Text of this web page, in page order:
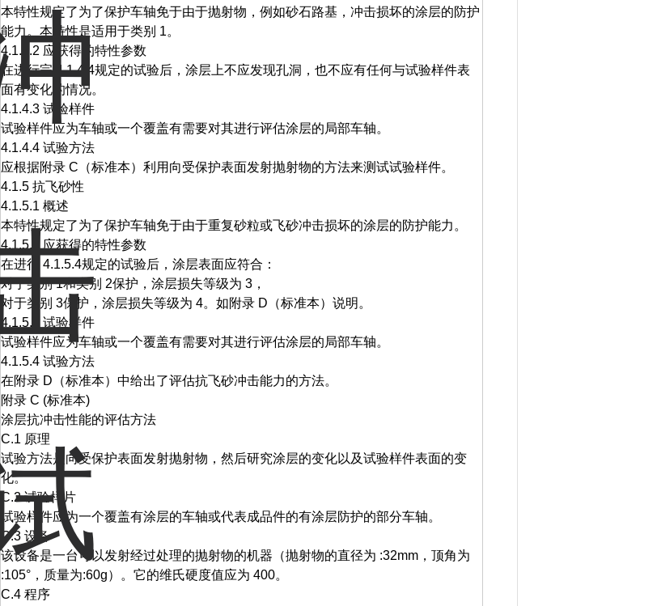
本特性规定了为了保护车轴免于由于抛射物，例如砂石路基，冲击损坏的涂层的防护
能力。本特性是适用于类别 1。
4.1.4.2 应获得的特性参数
在进行完 4.1.4.4规定的试验后，涂层上不应发现孔洞，也不应有任何与试验样件表
面有变化的情况。
4.1.4.3 试验样件
试验样件应为车轴或一个覆盖有需要对其进行评估涂层的局部车轴。
4.1.4.4 试验方法
应根据附录 C（标准本）利用向受保护表面发射抛射物的方法来测试试验样件。
4.1.5 抗飞砂性
4.1.5.1 概述
本特性规定了为了保护车轴免于由于重复砂粒或飞砂冲击损坏的涂层的防护能力。
4.1.5.2 应获得的特性参数
在进行 4.1.5.4规定的试验后，涂层表面应符合：
对于类别 1和类别 2保护，涂层损失等级为 3，
对于类别 3保护，涂层损失等级为 4。如附录 D（标准本）说明。
4.1.5.3 试验样件
试验样件应为车轴或一个覆盖有需要对其进行评估涂层的局部车轴。
4.1.5.4 试验方法
在附录 D（标准本）中给出了评估抗飞砂冲击能力的方法。
附录 C (标准本)
涂层抗冲击性能的评估方法
C.1 原理
试验方法是向受保护表面发射抛射物，然后研究涂层的变化以及试验样件表面的变
化。
C.2 试验样片
试验样件应为一个覆盖有涂层的车轴或代表成品件的有涂层防护的部分车轴。
C.3 设备
该设备是一台可以发射经过处理的抛射物的机器（抛射物的直径为 :32mm，顶角为
:105°，质量为:60g）。它的维氏硬度值应为 400。
C.4 程序